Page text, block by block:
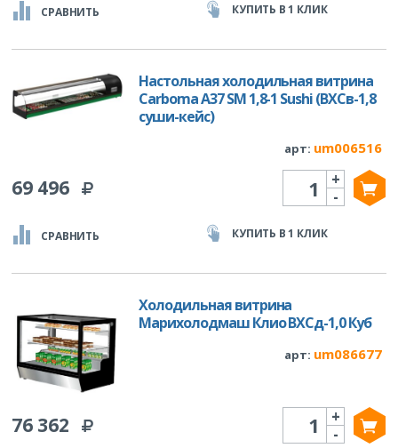
СРАВНИТЬ КУПИТЬ В 1 КЛИК
Настольная холодильная витрина
Carboma A37 SM 1,8-1 Sushi (ВХСв-1,8
cуши-кейс)
арт: um006516
69 496 Количество
-
+
СРАВНИТЬ КУПИТЬ В 1 КЛИК
Холодильная витрина
Марихолодмаш Клио ВХСд-1,0 Куб
арт: um086677
76 362 Количество
-
+